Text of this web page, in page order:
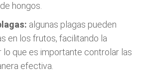
hongos.
algunas plagas pueden
en los frutos, facilitando la
lo que es importante controlar las
efectiva.